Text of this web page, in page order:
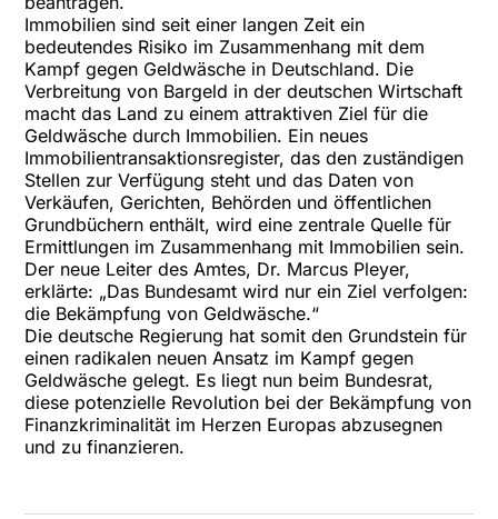
Immobilien sind seit einer langen Zeit ein
bedeutendes Risiko im Zusammenhang mit dem
Kampf gegen Geldwäsche in Deutschland. Die
Verbreitung von Bargeld in der deutschen Wirtschaft
macht das Land zu einem attraktiven Ziel für die
Geldwäsche durch Immobilien. Ein neues
Immobilientransaktionsregister, das den zuständigen
Stellen zur Verfügung steht und das Daten von
Verkäufen, Gerichten, Behörden und öffentlichen
Grundbüchern enthält, wird eine zentrale Quelle für
Ermittlungen im Zusammenhang mit Immobilien sein.
Der neue Leiter des Amtes, Dr. Marcus Pleyer,
erklärte: „Das Bundesamt wird nur ein Ziel verfolgen:
die Bekämpfung von Geldwäsche.“
Die deutsche Regierung hat somit den Grundstein für
einen radikalen neuen Ansatz im Kampf gegen
Geldwäsche gelegt. Es liegt nun beim Bundesrat,
diese potenzielle Revolution bei der Bekämpfung von
Finanzkriminalität im Herzen Europas abzusegnen
und zu finanzieren.